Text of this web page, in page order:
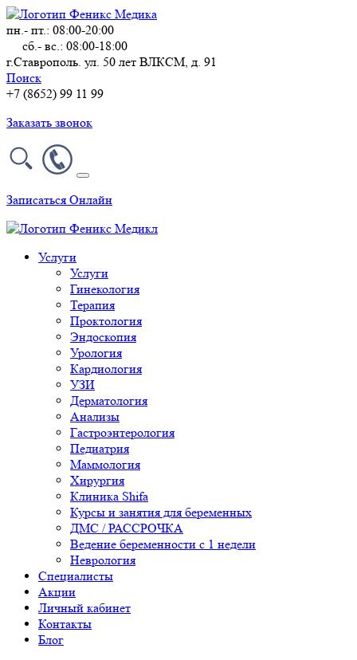
пн.- пт.: 08:00-20:00
сб.- вс.: 08:00-18:00
г.Ставрополь. ул. 50 лет ВЛКСМ, д. 91
Поиск
+7 (8652) 99 11 99
Заказать звонок
Записаться Онлайн
Услуги
Услуги
Гинекология
Терапия
Проктология
Эндоскопия
Урология
Кардиология
УЗИ
Дерматология
Анализы
Гастроэнтерология
Педиатрия
Маммология
Хирургия
Клиника Shifa
Курсы и занятия для беременных
ДМС / РАССРОЧКА
Ведение беременности с 1 недели
Неврология
Специалисты
Акции
Личный кабинет
Контакты
Блог